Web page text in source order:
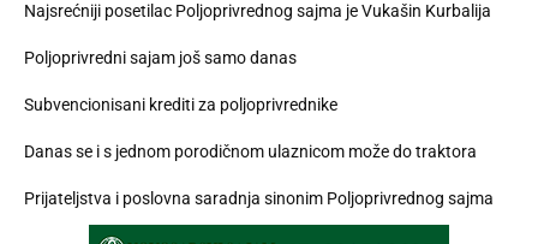
Najsrećniji posetilac Poljoprivrednog sajma je Vukašin Kurbalija
Poljoprivredni sajam još samo danas
Subvencionisani krediti za poljoprivrednike
Danas se i s jednom porodičnom ulaznicom može do traktora
Prijateljstva i poslovna saradnja sinonim Poljoprivrednog sajma